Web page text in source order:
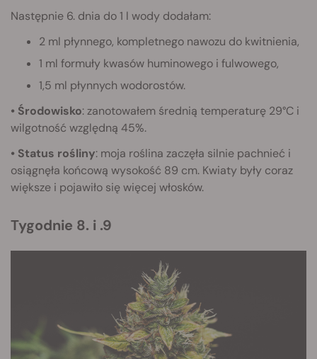
Następnie 6. dnia do 1 l wody dodałam:
2 ml płynnego, kompletnego nawozu do kwitnienia,
1 ml formuły kwasów huminowego i fulwowego,
1,5 ml płynnych wodorostów.
• Środowisko: zanotowałem średnią temperaturę 29°C i
wilgotność względną 45%.
• Status rośliny: moja roślina zaczęła silnie pachnieć i
osiągnęła końcową wysokość 89 cm. Kwiaty były coraz
większe i pojawiło się więcej włosków.
Tygodnie 8. i .9